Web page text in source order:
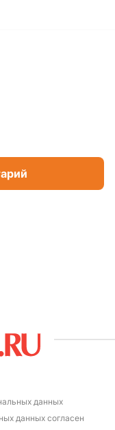
данных
данных согласен